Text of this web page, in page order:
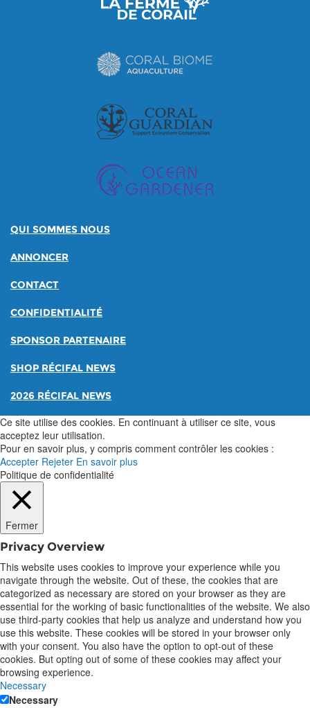
QUI SOMMES NOUS
ANNONCER
CONTACT
CONFIDENTIALITÉ
SPONSOR PARTENAIRE
SHOP RÉCIFAL NEWS
2026 RÉCIFAL NEWS
Ce site utilise des cookies. En continuant à utiliser ce site, vous
acceptez leur utilisation.
Pour en savoir plus, y compris comment contrôler les cookies :
Accepter Rejeter En savoir plus
Politique de confidentialité
Fermer
Privacy Overview
This website uses cookies to improve your experience while you
navigate through the website. Out of these, the cookies that are
categorized as necessary are stored on your browser as they are
essential for the working of basic functionalities of the website. We also
use third-party cookies that help us analyze and understand how you
use this website. These cookies will be stored in your browser only
with your consent. You also have the option to opt-out of these
cookies. But opting out of some of these cookies may affect your
browsing experience.
Necessary
Necessary